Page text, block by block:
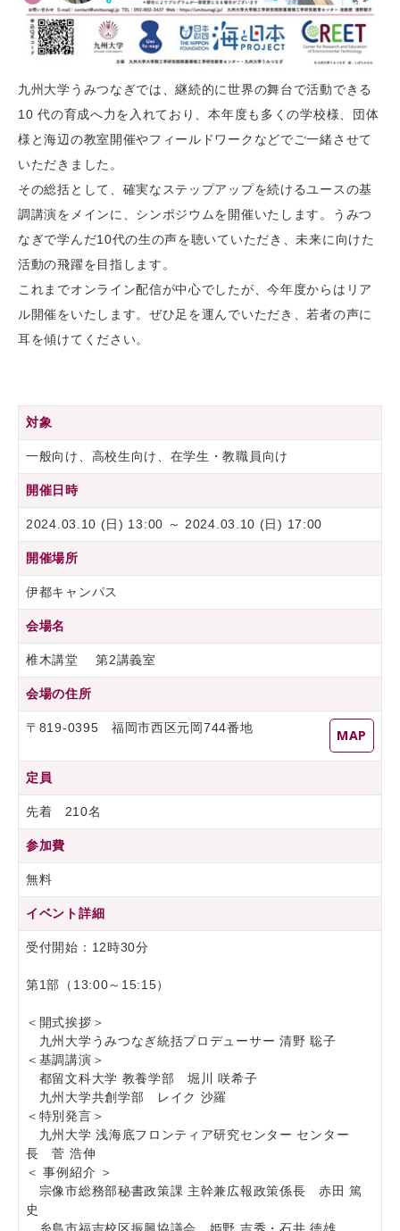
九州大学うみつなぎでは、継続的に世界の舞台で活動できる
10 代の育成へ力を入れており、本年度も多くの学校様、団体
様と海辺の教室開催やフィールドワークなどでご一緒させて
いただきました。
その総括として、確実なステップアップを続けるユースの基
調講演をメインに、シンポジウムを開催いたします。うみつ
なぎで学んだ10代の生の声を聴いていただき、未来に向けた
活動の飛躍を目指します。
これまでオンライン配信が中心でしたが、今年度からはリア
ル開催をいたします。ぜひ足を運んでいただき、若者の声に
耳を傾けてください。
対象
一般向け、高校生向け、在学生・教職員向け
開催日時
2024.03.10 (日) 13:00 ～ 2024.03.10 (日) 17:00
開催場所
伊都キャンパス
会場名
椎木講堂 第2講義室
会場の住所
MAP
〒819-0395 福岡市西区元岡744番地
定員
先着 210名
参加費
無料
イベント詳細
受付開始：12時30分
第1部（13:00～15:15）
＜開式挨拶＞
九州大学うみつなぎ統括プロデューサー 清野 聡子
＜基調講演＞
都留文科大学 教養学部 堀川 咲希子
九州大学共創学部 レイク 沙羅
＜特別発言＞
九州大学 浅海底フロンティア研究センター センター
長 菅 浩伸
＜ 事例紹介 ＞
宗像市総務部秘書政策課 主幹兼広報政策係長 赤田 篤
史
糸島市福吉校区振興協議会 姫野 吉秀・石井 徳雄